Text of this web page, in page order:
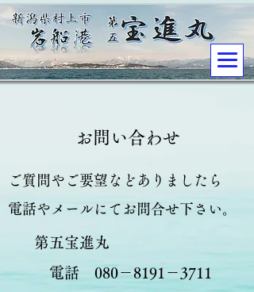
​お問い合わせ
​ご質問やご要望などありましたら
電話やメールにてお問合せ下さい。
第五宝進丸
電話 080－8191－3711